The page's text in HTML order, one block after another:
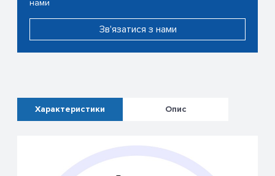
нами
Зв'язатися з нами
Характеристики Опис